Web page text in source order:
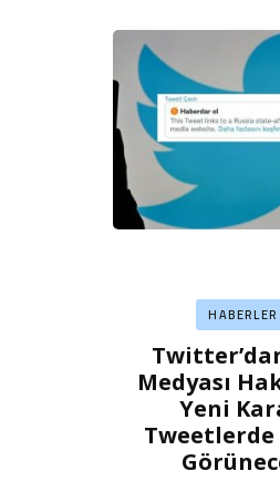
HABERLER
Medyası
Yeni
Tweetlerde